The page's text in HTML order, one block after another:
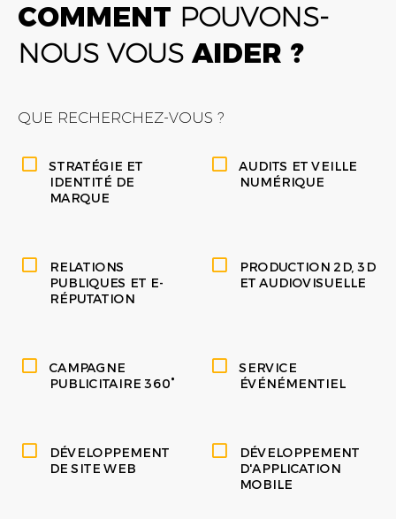
COMMENT POUVONS-
NOUS VOUS AIDER ?
QUE RECHERCHEZ-VOUS ?
STRATÉGIE ET
IDENTITÉ DE
MARQUE
AUDITS ET VEILLE
NUMÉRIQUE
RELATIONS
PUBLIQUES ET E-
RÉPUTATION
PRODUCTION 2D, 3D
ET AUDIOVISUELLE
CAMPAGNE
PUBLICITAIRE 360°
SERVICE
ÉVÉNÉMENTIEL
DÉVELOPPEMENT
DE SITE WEB
DÉVELOPPEMENT
D'APPLICATION
MOBILE